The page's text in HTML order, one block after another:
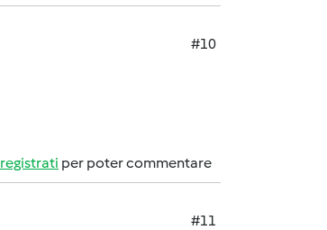
#10
registrati per poter commentare
#11